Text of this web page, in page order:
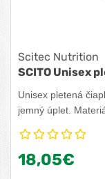
Scitec Nutrition
SCITO Unisex
Unisex pletená
jemný úplet.
18,05€